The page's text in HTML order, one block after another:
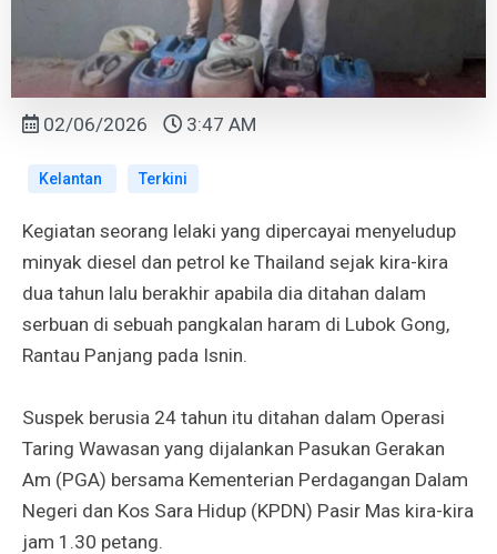
02/06/2026 3:47 AM
Kelantan Terkini
Kegiatan seorang lelaki yang dipercayai menyeludup
minyak diesel dan petrol ke Thailand sejak kira-kira
dua tahun lalu berakhir apabila dia ditahan dalam
serbuan di sebuah pangkalan haram di Lubok Gong,
Rantau Panjang pada Isnin.
Suspek berusia 24 tahun itu ditahan dalam Operasi
Taring Wawasan yang dijalankan Pasukan Gerakan
Am (PGA) bersama Kementerian Perdagangan Dalam
Negeri dan Kos Sara Hidup (KPDN) Pasir Mas kira-kira
jam 1.30 petang.